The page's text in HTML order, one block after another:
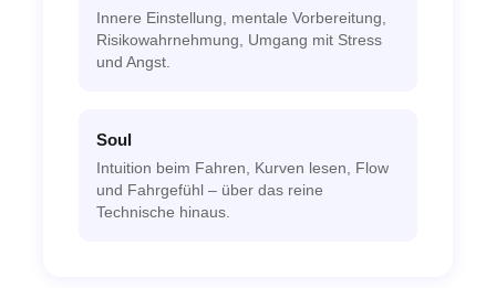
Innere Einstellung, mentale Vorbereitung,
Risikowahrnehmung, Umgang mit Stress
und Angst.
Soul
Intuition beim Fahren, Kurven lesen, Flow
und Fahrgefühl – über das reine
Technische hinaus.